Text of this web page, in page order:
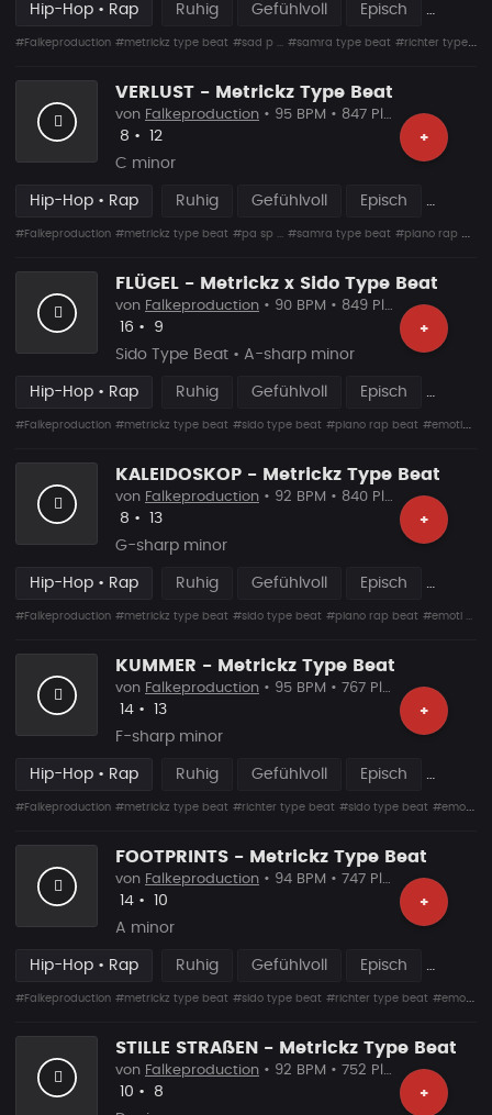
Hip-Hop • Rap Ruhig Gefühlvoll Episch
#Falkeproduction #metrickz type beat #sad p ... #samra type beat #richter type beat
VERLUST - Metrickz Type Beat
+
von Falkeproduction • 95 BPM • 847 Plays
Likes
8 • Vorgeschlagen
12
C minor
Hip-Hop • Rap Ruhig Gefühlvoll Episch
#Falkeproduction #metrickz type beat #pa sp ... #samra type beat #piano rap beat
FLÜGEL - Metrickz x Sido Type Beat
+
von Falkeproduction • 90 BPM • 849 Plays
Likes
16 • Vorgeschlagen
9
Sido Type Beat • A-sharp minor
Hip-Hop • Rap Ruhig Gefühlvoll Episch
#Falkeproduction #metrickz type beat #sido type beat #piano rap beat #emotional rap beat
KALEIDOSKOP - Metrickz Type Beat
+
von Falkeproduction • 92 BPM • 840 Plays
Likes
8 • Vorgeschlagen
13
G-sharp minor
Hip-Hop • Rap Ruhig Gefühlvoll Episch
#Falkeproduction #metrickz type beat #sido type beat #piano rap beat #emoti ...
KUMMER - Metrickz Type Beat
+
von Falkeproduction • 95 BPM • 767 Plays
Likes
14 • Vorgeschlagen
13
F-sharp minor
Hip-Hop • Rap Ruhig Gefühlvoll Episch
#Falkeproduction #metrickz type beat #richter type beat #sido type beat #emoti ...
FOOTPRINTS - Metrickz Type Beat
+
von Falkeproduction • 94 BPM • 747 Plays
Likes
14 • Vorgeschlagen
10
A minor
Hip-Hop • Rap Ruhig Gefühlvoll Episch
#Falkeproduction #metrickz type beat #sido type beat #richter type beat #emoti ...
STILLE STRAßEN - Metrickz Type Beat
+
von Falkeproduction • 92 BPM • 752 Plays
Likes
10 • Vorgeschlagen
8